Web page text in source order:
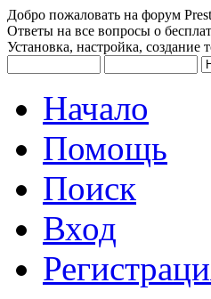
Добро пожаловать на форум
Ответы на все вопросы о
Установка, настройка, создание
Начало
Помощь
Поиск
Вход